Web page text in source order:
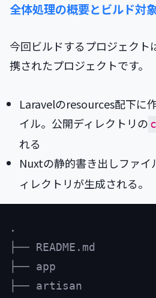
全体処理の概要とビルド対
今回ビルドするプロジェク
携されたプロジェクトです。
Laravelのresources配下に
イル。公開ディレクトリの
れる
Nuxtの静的書き出しファイ
ィレクトリが生成される。
.
├── README.md
├── app
├── artisan